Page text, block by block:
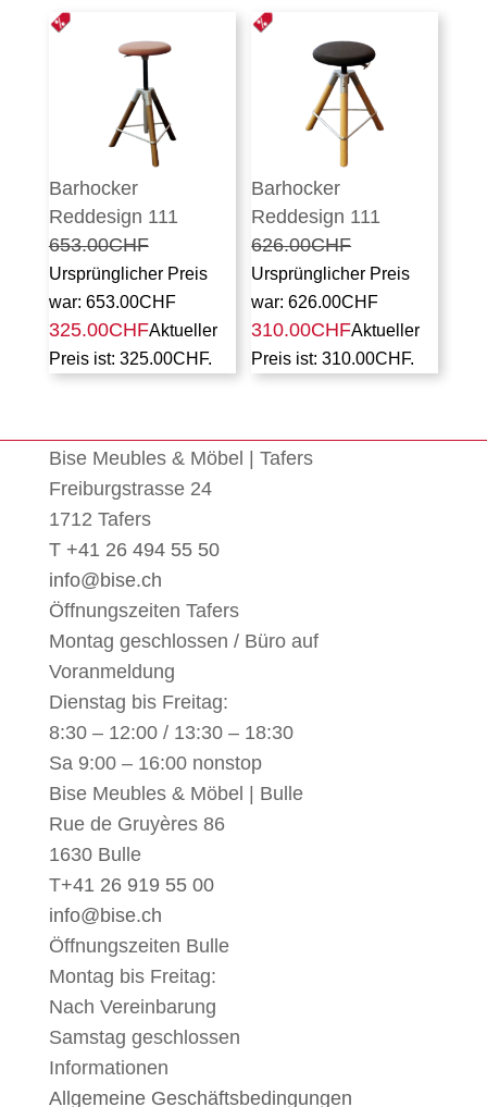
Barhocker
Reddesign 111
653.00CHF
Ursprünglicher Preis
war: 653.00CHF
325.00CHFAktueller
Preis ist: 325.00CHF.
Barhocker
Reddesign 111
626.00CHF
Ursprünglicher Preis
war: 626.00CHF
310.00CHFAktueller
Preis ist: 310.00CHF.
Bise Meubles & Möbel | Tafers
Freiburgstrasse 24
1712 Tafers
T +41 26 494 55 50
info@bise.ch
Öffnungszeiten Tafers
Montag geschlossen / Büro auf
Voranmeldung
Dienstag bis Freitag:
8:30 – 12:00 / 13:30 – 18:30
Sa 9:00 – 16:00 nonstop
Bise Meubles & Möbel | Bulle
Rue de Gruyères 86
1630 Bulle
T+41 26 919 55 00
info@bise.ch
Öffnungszeiten Bulle
Montag bis Freitag:
Nach Vereinbarung
Samstag geschlossen
Informationen
Allgemeine Geschäftsbedingungen